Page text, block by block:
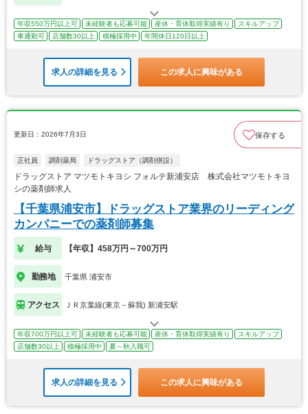
年収550万円以上可 未経験者も応募可能 産休・育休取得実績有り
スキルアップ
車通勤可
店舗数30以上 積極採用中 年間休日120日以上
求人の詳細を見る この求人に興味がある
更新日：2026年7月3日 保存する
正社員 調剤薬局 ドラッグストア（調剤併設）
ドラッグストア マツモトキヨシ フォルテ新浦安店 株式会社マツモトキヨ
シの薬剤師求人
【千葉県浦安市】ドラッグストア業界のリーディング
カンパニーでの薬剤師募集
給与 【年収】458万円～700万円
勤務地 千葉県 浦安市
アクセス ＪＲ京葉線(東京－蘇我) 新浦安駅
年収700万円以上可 未経験者も応募可能 産休・育休取得実績有り
スキルアップ
店舗数30以上
積極採用中 夏～秋入職可
求人の詳細を見る この求人に興味がある